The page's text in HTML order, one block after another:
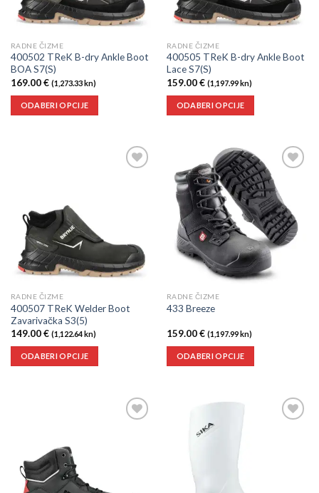
RADNE ČIZME
400502 TReK B-dry Ankle Boot
BOA S7(S)
169.00€ (1,273.33 kn)
ODABERI OPCIJE
RADNE ČIZME
400505 TReK B-dry Ankle Boot
Lace S7(S)
159.00€ (1,197.99 kn)
ODABERI OPCIJE
RADNE ČIZME
400507 TReK Welder Boot
Zavarivačka S3(5)
149.00€ (1,122.64 kn)
ODABERI OPCIJE
listu
želja
RADNE ČIZME
433 Breeze
159.00€ (1,197.99 kn)
ODABERI OPCIJE